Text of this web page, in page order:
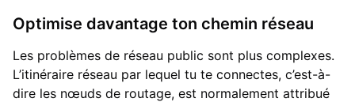
Optimise davantage ton chemin réseau
Les problèmes de réseau public sont plus complexes.
L’itinéraire réseau par lequel tu te connectes, c’est-à-
dire les nœuds de routage, est normalement attribué